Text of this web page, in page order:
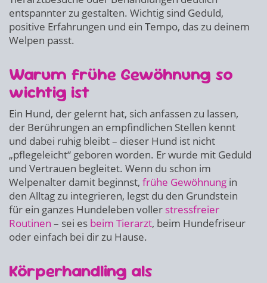
entspannter zu gestalten. Wichtig sind Geduld,
positive Erfahrungen und ein Tempo, das zu deinem
Welpen passt.
Warum frühe Gewöhnung so
wichtig ist
Ein Hund, der gelernt hat, sich anfassen zu lassen,
der Berührungen an empfindlichen Stellen kennt
und dabei ruhig bleibt – dieser Hund ist nicht
„pflegeleicht“ geboren worden. Er wurde mit Geduld
und Vertrauen begleitet. Wenn du schon im
Welpenalter damit beginnst, frühe Gewöhnung in
den Alltag zu integrieren, legst du den Grundstein
für ein ganzes Hundeleben voller stressfreier
Routinen – sei es beim Tierarzt, beim Hundefriseur
oder einfach bei dir zu Hause.
Körperhandling als